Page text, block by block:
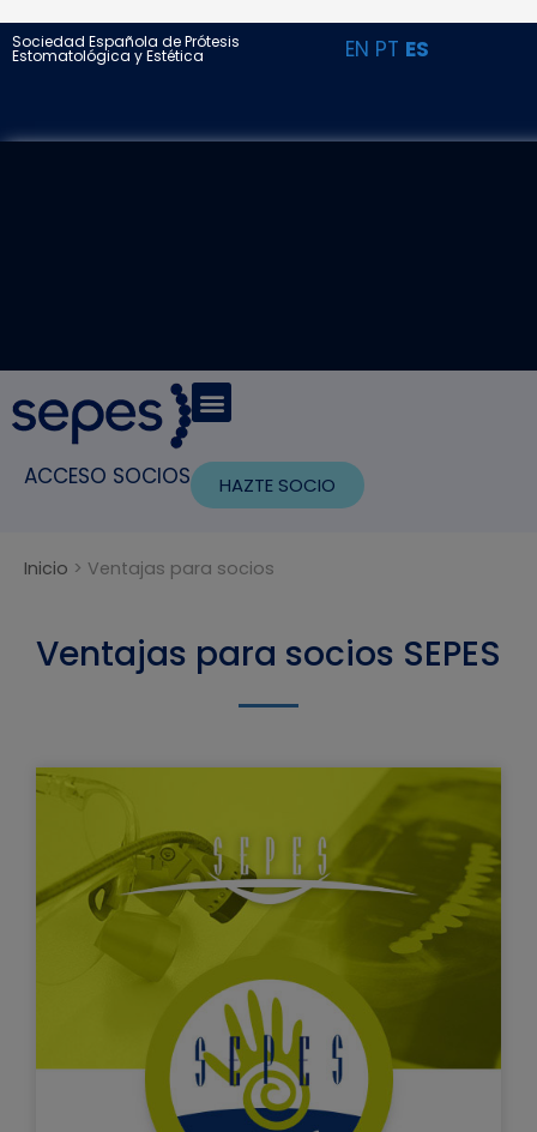
Sociedad Española de Prótesis
Estomatológica y Estética EN PT ES
ACCESO SOCIOS HAZTE SOCIO
Inicio > Ventajas para socios
Ventajas para socios SEPES